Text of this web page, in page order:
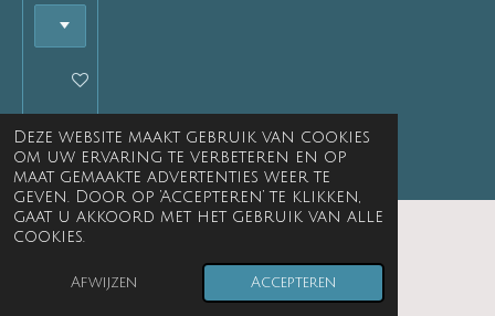
Deze website maakt gebruik van cookies
om uw ervaring te verbeteren en op
maat gemaakte advertenties weer te
geven. Door op ‘Accepteren’ te klikken,
gaat u akkoord met het gebruik van alle
cookies.
Afwijzen Accepteren
In winkelwagen